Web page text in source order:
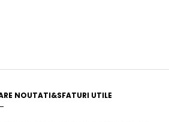
NOUTATI&SFATURI UTILE